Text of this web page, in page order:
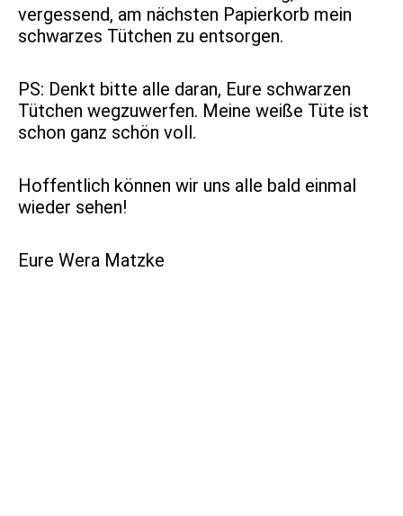
vergessend, am nächsten Papierkorb mein
schwarzes Tütchen zu entsorgen.
PS: Denkt bitte alle daran, Eure schwarzen
Tütchen wegzuwerfen. Meine weiße Tüte ist
schon ganz schön voll.
Hoffentlich können wir uns alle bald einmal
wieder sehen!
Eure Wera Matzke